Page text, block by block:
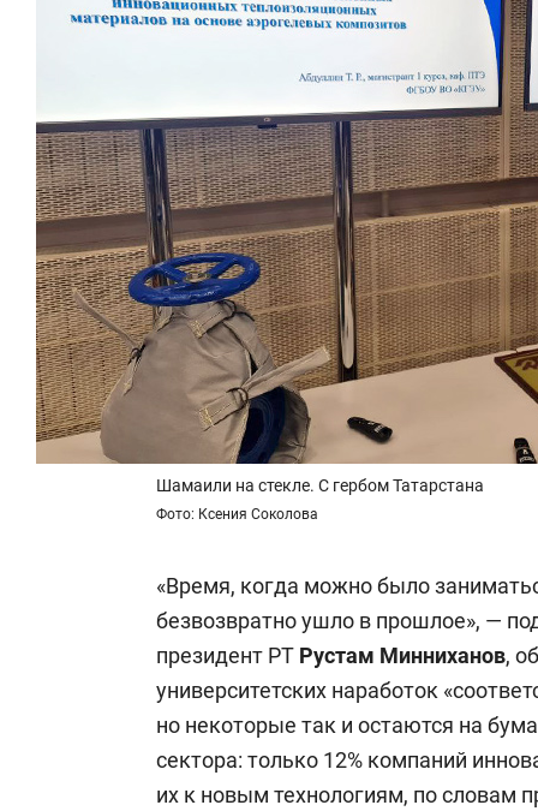
Шамаили на стекле. С гербом Татарстана
Фото: Ксения Соколова
«Время, когда можно было
безвозвратно ушло в прошлое», —
президент РТ Рустам Минниханов,
университетских наработок
но некоторые так и остаются на
сектора: только 12% компаний
их к новым технологиям, по словам